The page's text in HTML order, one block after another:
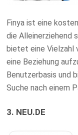
Finya ist eine
die Alleinerziehend
bietet eine Vielzahl
eine Beziehung
Benutzerbasis und
Suche nach einem
3. NEU.DE